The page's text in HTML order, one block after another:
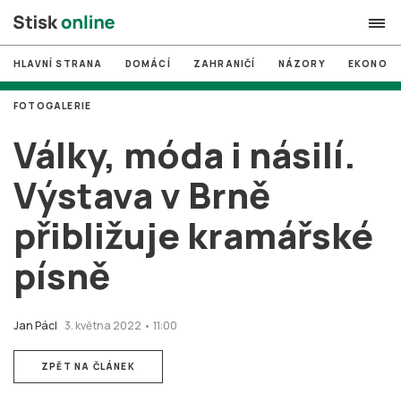
search
# MUNI
# Brno
# volby
login PŘIHLÁSIT SE
Zapomněli jste heslo?
Založit nový účet
HLAVNÍ STRANA DOMÁCÍ ZAHRANIČÍ NÁZORY
Války, móda i násilí.
Výstava v Brně
přibližuje kramářské
písně
Jan Pácl 3. května 2022 • 11:00
FOTOGALERIE
ZPĚT NA ČLÁNEK